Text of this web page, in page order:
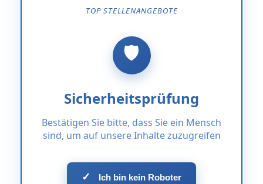
TOP STELLENANGEBOTE
Sicherheitsprüfung
Bestätigen Sie bitte, dass Sie ein Mensch
sind, um auf unsere Inhalte zuzugreifen
✓ Ich bin kein Roboter